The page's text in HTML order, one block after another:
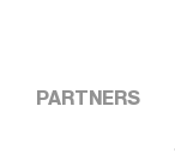
PARTNERS